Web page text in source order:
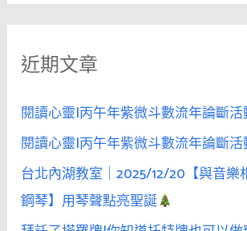
這
收
最
吉
祥
的
傳
統
關
字
近期文章
閱讀心靈|丙午年紫微斗數流年論斷活
閱讀心靈|丙午年紫微斗數流年論斷活
台北內湖教室｜2025/12/20【與音樂
鋼琴】用琴聲點亮聖誕